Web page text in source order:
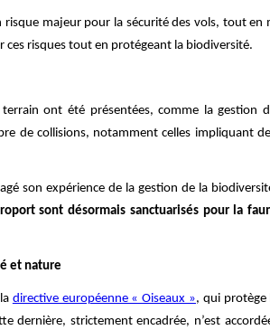
majeur pour la sécurité des vols, tout
ces risques tout en protégeant la biodiversité.
ont été présentées, comme la gestion
de collisions, notamment celles impliquant
son expérience de la gestion de la
sont désormais sanctuarisés pour la
et nature
directive européenne « Oiseaux », qui protège
dernière, strictement encadrée, n’est